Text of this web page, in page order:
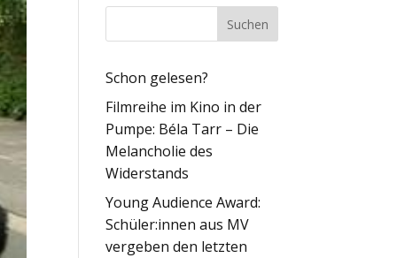
Schon gelesen?
Filmreihe im Kino in der
Pumpe: Béla Tarr – Die
Melancholie des
Widerstands
Young Audience Award:
Schüler:innen aus MV
vergeben den letzten